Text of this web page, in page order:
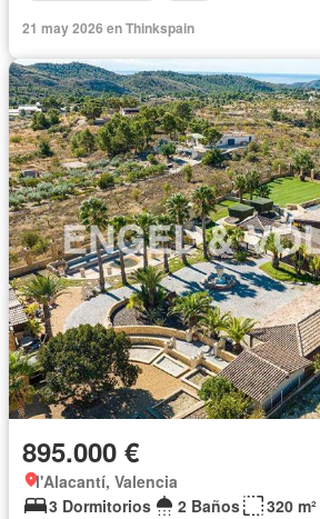
21 may 2026 en Thinkspain
895.000 €
l'Alacantí, Valencia
3 Dormitorios
2 Baños
320 m²